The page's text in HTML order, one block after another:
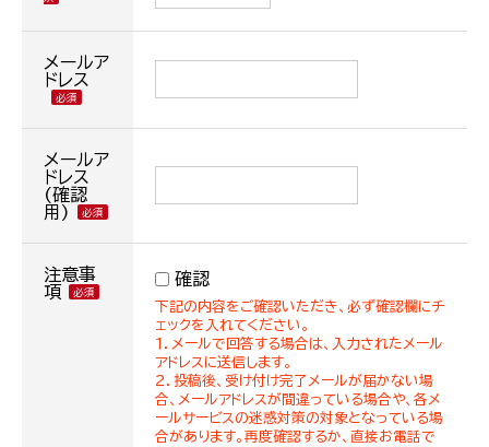
メールア
ドレス
メールア
ドレス
(確認
用)
注意事
項
確認
下記の内容をご確認いただき、必ず確認欄にチ
ェックを入れてください。
１．メールで回答する場合は、入力されたメール
アドレスに送信します。
２．投稿後、受け付け完了メールが届かない場
合、メールアドレスが間違っている場合や、各メ
ールサービスの迷惑対策の対象となっている場
合があります。再度確認するか、直接お電話で